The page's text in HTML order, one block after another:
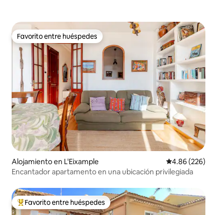
Favorito entre huéspedes
Favorito entre huéspedes
Alojamiento en L'Eixample Calificación
4.86 (226)
Encantador apartamento en una ubicación privilegiada
Favorito entre huéspedes preferido
Favorito entre huéspedes